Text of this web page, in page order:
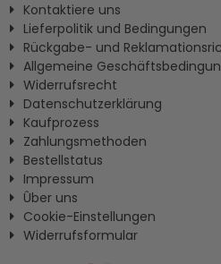
Kontaktiere uns
Lieferpolitik und Bedingungen
Rückgabe- und
Allgemeine
Widerrufsrecht
Datenschutzerklärung
Kaufprozess
Zahlungsmethoden
Bestellstatus
Impressum
Ûber uns
Cookie-Einstellungen
Widerrufsformular